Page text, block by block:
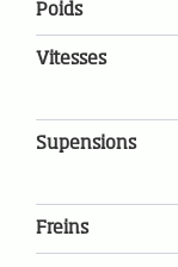
Poids
Vitesses
Supensions
Freins